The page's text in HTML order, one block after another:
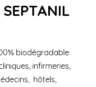
biodégradable
infirmeries,
hôtels,